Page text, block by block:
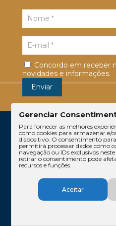
Concordo em receber
novidades e informações.
Escritório
Equipe
Contato
Gerenciar
Para fornecer as melhores
como cookies para armazenar e/
dispositivo. O consentimento
permitirá processar dados como
navegação ou IDs exclusivos
retirar o consentimento pode
recursos e funções.
Aceitar